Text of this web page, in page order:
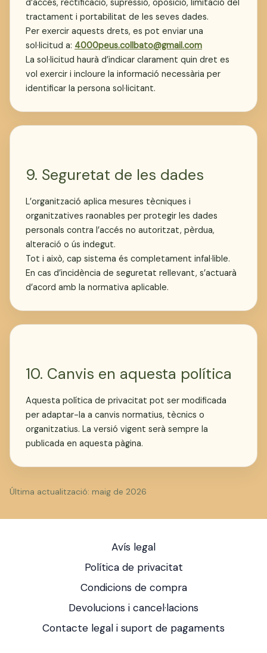
d’accés, rectificació, supressió, oposició, limitació del
tractament i portabilitat de les seves dades.
Per exercir aquests drets, es pot enviar una
sol·licitud a: 4000peus.collbato@gmail.com
La sol·licitud haurà d’indicar clarament quin dret es
vol exercir i incloure la informació necessària per
identificar la persona sol·licitant.
9. Seguretat de les dades
L’organització aplica mesures tècniques i
organitzatives raonables per protegir les dades
personals contra l’accés no autoritzat, pèrdua,
alteració o ús indegut.
Tot i això, cap sistema és completament infal·lible.
En cas d’incidència de seguretat rellevant, s’actuarà
d’acord amb la normativa aplicable.
10. Canvis en aquesta política
Aquesta política de privacitat pot ser modificada
per adaptar-la a canvis normatius, tècnics o
organitzatius. La versió vigent serà sempre la
publicada en aquesta pàgina.
Última actualització: maig de 2026
Avís legal
Política de privacitat
Condicions de compra
Devolucions i cancel·lacions
Contacte legal i suport de pagaments